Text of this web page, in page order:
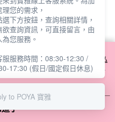
行
用 cookie 方式之詳情，及若您不希
的 cookie 設定，請參閱本網站「
隱私
站即表示您同意本公司得按本網站使
了
理您的需求，
選下方按鈕，查詢相關詳情，
欲查詢資訊，可直接留言，由
您服務。
服務時間：08:30-12:30 /
17:30 (假日/國定假日休息)
to POYA 寶雅